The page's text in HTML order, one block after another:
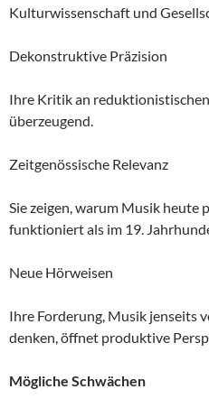
Kulturwissenschaft und
Dekonstruktive Präzision
Ihre Kritik an
überzeugend.
Zeitgenössische Relevanz
Sie zeigen, warum Musik
funktioniert als im 19.
Neue Hörweisen
Ihre Forderung, Musik jenseits
denken, öffnet produktive
Mögliche Schwächen